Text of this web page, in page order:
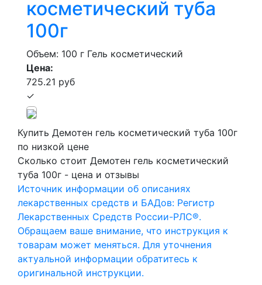
косметический туба
100г
Объем: 100 г Гель косметический
Цена:
725.21 руб
✓
Купить Демотен гель косметический туба 100г
по низкой цене
Сколько стоит Демотен гель косметический
туба 100г - цена и отзывы
Источник информации об описаниях
лекарственных средств и БАДов: Регистр
Лекарственных Средств России-РЛС®.
Обращаем ваше внимание, что инструкция к
товарам может меняться. Для уточнения
актуальной информации обратитесь к
оригинальной инструкции.